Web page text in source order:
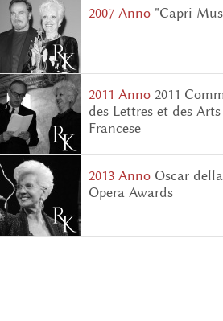
2007 Аnno "Capri
2011 Аnno 2011
des Lettres et des
Francese
2013 Аnno Oscar
Opera Awards